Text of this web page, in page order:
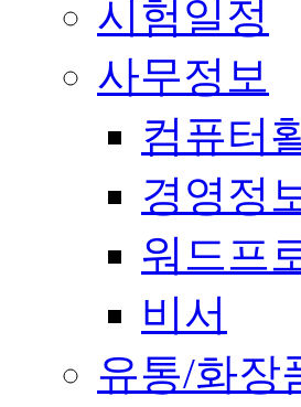
시험일정
사무정보
컴퓨터
경영정
워드프
비서
유통/화장